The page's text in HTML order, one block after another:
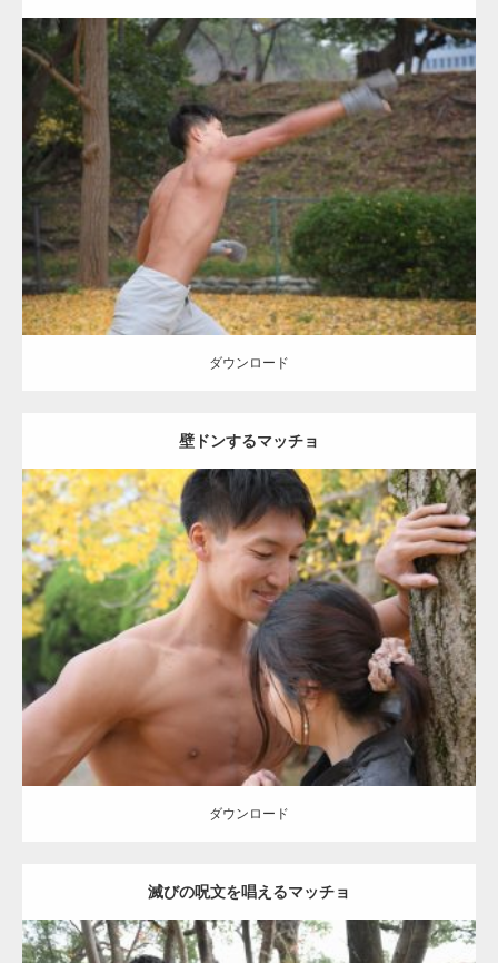
Update:2021.07.8
Category: 公園のマッチョ その他 AKIHITO(細マッチョ) 背中
ダウンロード
ダウンロード
壁ドンするマッチョ
Update: 2021.07.8
Category:公園のマッチョ その他 AKIHITO(細マッチョ) 大胸筋 肩 腹
筋
ダウンロード
滅びの呪文を唱えるマッチョ
【YouTube】マッチョフリー素材メンバーが
ギネス世界記録…
【TV】TBS番組「ひるおび」にてマッスルプ
ラスが紹介されま…